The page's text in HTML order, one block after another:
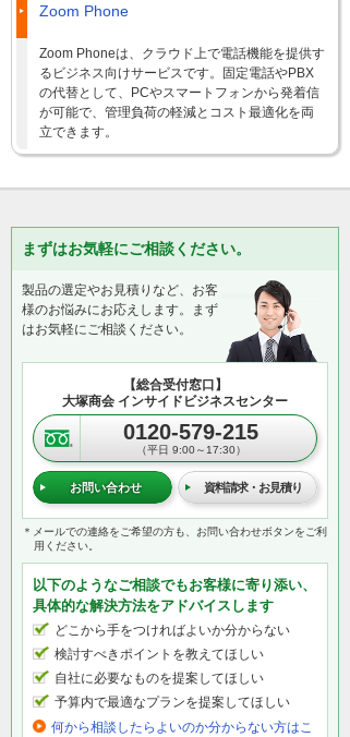
Zoom Phone
Zoom Phoneは、クラウド上で電話機能を提供す
るビジネス向けサービスです。固定電話やPBX
の代替として、PCやスマートフォンから発着信
が可能で、管理負荷の軽減とコスト最適化を両
立できます。
まずはお気軽にご相談ください。
製品の選定やお見積りなど、お客
様のお悩みにお応えします。まず
はお気軽にご相談ください。
【総合受付窓口】
大塚商会 インサイドビジネスセンター
0120-579-215
（平日 9:00～17:30）
お問い合わせ 資料請求・お見積り
＊メールでの連絡をご希望の方も、お問い合わせボタンをご利
用ください。
以下のようなご相談でもお客様に寄り添い、
具体的な解決方法をアドバイスします
どこから手をつければよいか分からない
検討すべきポイントを教えてほしい
自社に必要なものを提案してほしい
予算内で最適なプランを提案してほしい
何から相談したらよいのか分からない方はこ